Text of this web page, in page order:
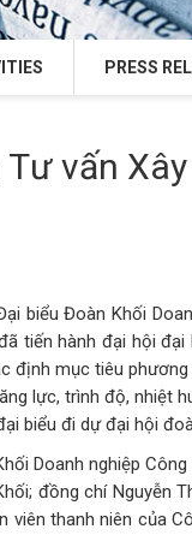
PRESS
vấn
biểu Đoàn Khối
tiến hành đại hội
định mục tiêu
lực, trình độ, nhiệt
biểu đi dự đại hội
Doanh nghiệp Công
đồng chí Nguyễn
thanh niên của